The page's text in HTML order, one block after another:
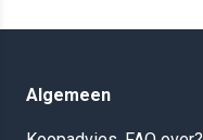
Algemeen